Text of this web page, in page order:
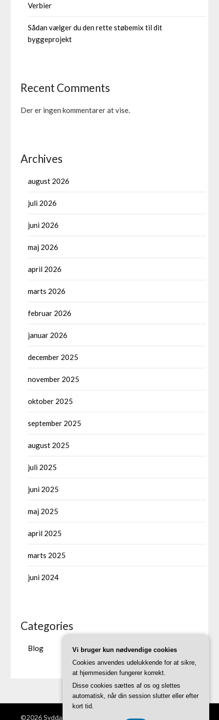
Verbier
Sådan vælger du den rette støbemix til dit
byggeprojekt
Recent Comments
Der er ingen kommentarer at vise.
Archives
august 2026
juli 2026
juni 2026
maj 2026
april 2026
marts 2026
februar 2026
januar 2026
december 2025
november 2025
oktober 2025
september 2025
august 2025
juli 2025
juni 2025
maj 2025
april 2025
marts 2025
juni 2024
Categories
Blog
©2026 Syddanskinnovation.dk | Theme by
Vi bruger kun nødvendige cookies
Cookies anvendes udelukkende for at sikre,
at hjemmesiden fungerer korrekt.
Disse cookies sættes af os og slettes
automatisk, når din session slutter eller efter
kort tid.